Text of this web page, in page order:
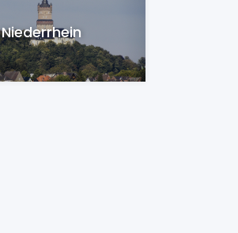
Niederrhein